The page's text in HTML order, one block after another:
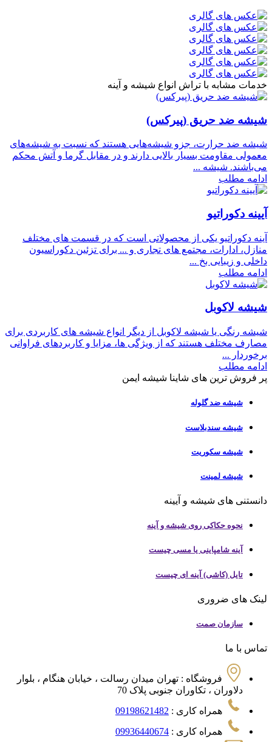
خدمات مشابه با تراش انواع شیشه و آینه
شیشه ضد حریق (پیرکس)
شیشه ضد حرارت، جزو شیشه‌هایی هستند که نسبت به شیشه‌های
معمولی مقاومت بسیار بالایی دارند و در مقابل گرما و آتش محکم
می‌باشند. شیشه ...
ادامه مطلب
آیینه دکوراتیو
آینه دکوراتیو یکی از محصولاتی است که در قسمت های مختلف
منازل، ادارات، مجتمع های تجاری و ... برای تزئین دکوراسیون
داخلی و زیبایی بخ ...
ادامه مطلب
شیشه لاکوبل
شیشه رنگی یا شیشه لاکوبل از دیگر انواع شیشه های کاربردی برای
مصارف مختلف هستند که از ویژگی ها، مزایا و کاربردهای فراوانی
برخوردار ...
ادامه مطلب
پر فروش ترین های شاینا شیشه ایمن
شیشه ضد گلوله
شیشه سندبلاست
شیشه سکوریت
شیشه لمینت
دانستنی های شیشه و آیینه
نحوه حکاکی روی شیشه و آینه
آینه شامپاینی یا مسی چیست
تایل (کاشی) آینه ای چیست
لینک های ضروری
سازمان صمت
تماس با ما
فروشگاه : تهران میدان رسالت ، خیابان هنگام ، بلوار
دلاوران ، تکاوران جنوبی پلاک 70
همراه کاری : 09198621482
همراه کاری : 09936440674